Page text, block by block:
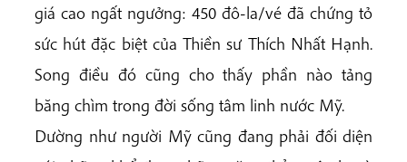
giá cao ngất ngưởng: 450 đô-la/vé đã chứng tỏ
sức hút đặc biệt của Thiền sư Thích Nhất Hạnh.
Song điều đó cũng cho thấy phần nào tảng
băng chìm trong đời sống tâm linh nước Mỹ.
Dường như người Mỹ cũng đang phải đối diện